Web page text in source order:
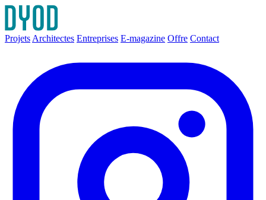
Projets Architectes Entreprises E-magazine Offre Contact